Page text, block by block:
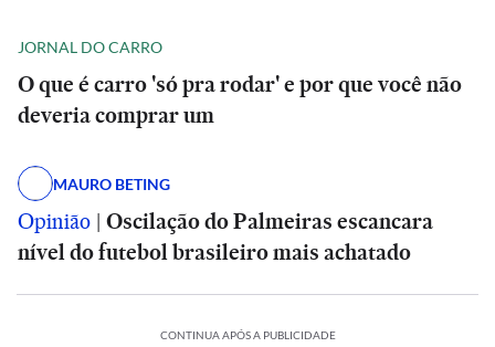
JORNAL DO CARRO
O que é carro 'só pra rodar' e por que você não
deveria comprar um
MAURO BETING
Opinião | Oscilação do Palmeiras escancara
nível do futebol brasileiro mais achatado
CONTINUA APÓS A PUBLICIDADE